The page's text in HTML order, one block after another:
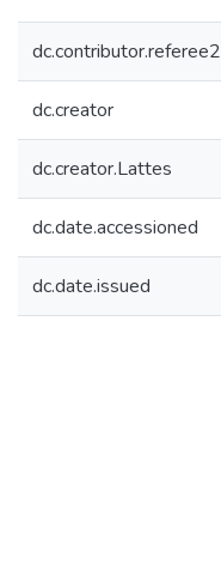
dc.contributor.referee2
dc.creator
dc.creator.Lattes
dc.date.accessioned
dc.date.issued